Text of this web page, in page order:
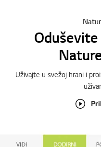
Uživajte u svežoj hrani i